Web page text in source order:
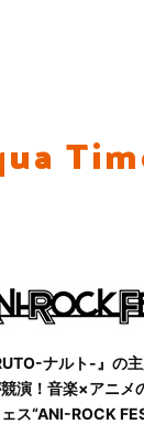
ナルト-』の
演！音楽×アニメ
ス“ANI-ROCK